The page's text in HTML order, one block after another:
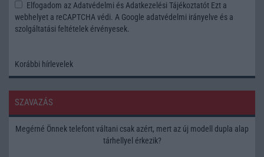
Elfogadom az Adatvédelmi és Adatkezelési Tájékoztatót Ezt a
webhelyet a reCAPTCHA védi. A Google adatvédelmi irányelve és a
szolgáltatási feltételek érvényesek.
Korábbi hírlevelek
SZAVAZÁS
Megérné Önnek telefont váltani csak azért, mert az új modell dupla alap
tárhellyel érkezik?